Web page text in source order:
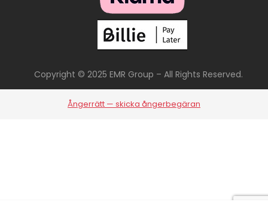
Copyright © 2025 EMR Group – All Rights Reserved.
Ångerrätt — skicka ångerbegäran